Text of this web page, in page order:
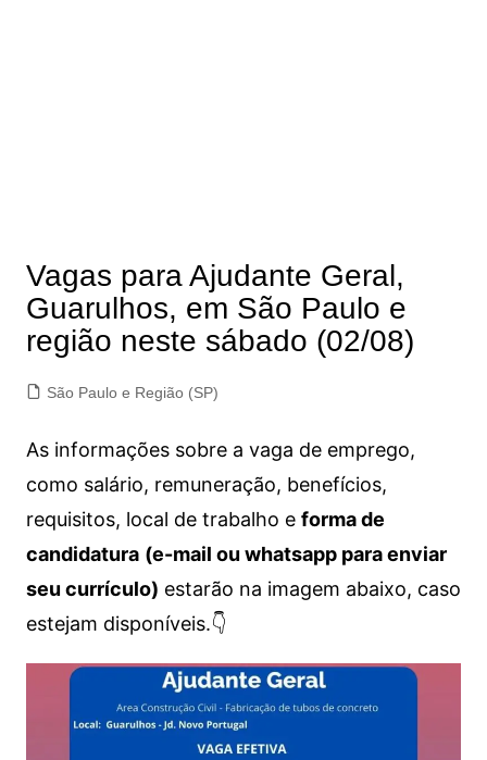
Vagas para Ajudante Geral,
Guarulhos, em São Paulo e
região neste sábado (02/08)
São Paulo e Região (SP)
As informações sobre a vaga de emprego,
como salário, remuneração, benefícios,
requisitos, local de trabalho e forma de
candidatura (e-mail ou whatsapp para enviar
seu currículo) estarão na imagem abaixo, caso
estejam disponíveis.👇